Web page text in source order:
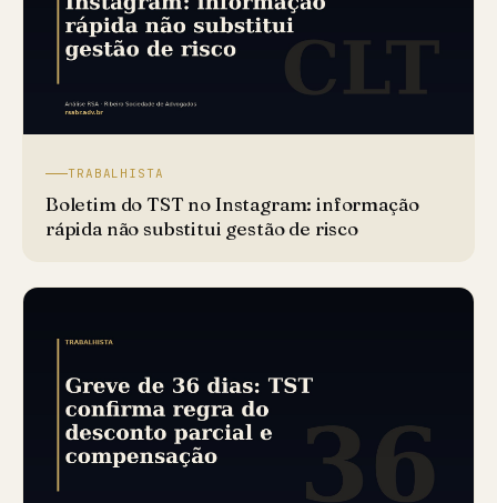
TRABALHISTA
Boletim do TST no Instagram: informação
rápida não substitui gestão de risco